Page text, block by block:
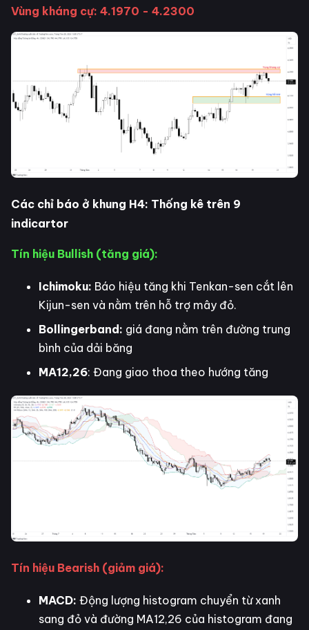
Vùng kháng cự: 4.1970 - 4.2300
Các chỉ báo ở khung H4: Thống kê trên 9
indicartor
Tín hiệu Bullish (tăng giá):
Ichimoku: Báo hiệu tăng khi Tenkan-sen cắt lên
Kijun-sen và nằm trên hỗ trợ mây đỏ.
Bollingerband: giá đang nằm trên đường trung
bình của dải băng
MA12,26: Đang giao thoa theo hướng tăng
Tín hiệu Bearish (giảm giá):
MACD: Động lượng histogram chuyển từ xanh
sang đỏ và đường MA12,26 của histogram đang